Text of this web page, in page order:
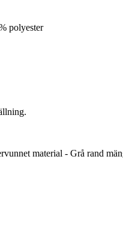
polyester
material - Grå rand